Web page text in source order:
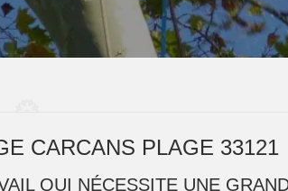
CARCANS PLAGE 33121
QUI NÉCESSITE UNE